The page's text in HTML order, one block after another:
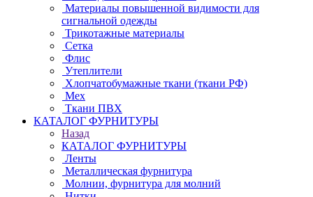
Материалы повышенной видимости для
сигнальной одежды
Трикотажные материалы
Сетка
Флис
Утеплители
Хлопчатобумажные ткани (ткани РФ)
Мех
Ткани ПВХ
КАТАЛОГ ФУРНИТУРЫ
Назад
КАТАЛОГ ФУРНИТУРЫ
Ленты
Металлическая фурнитура
Молнии, фурнитура для молний